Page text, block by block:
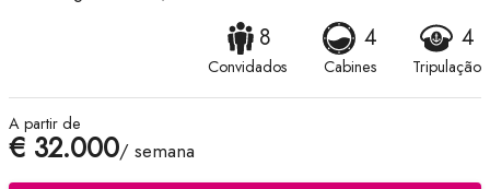
8
Convidados
4
Cabines
4
Tripulação
A partir de
€ 32.000/ semana